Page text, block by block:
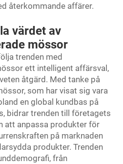
återkommande affärer.
värdet av
mössor
trenden med
ett intelligent affärsval,
åtgärd. Med tanke på
som har visat sig vara
en global kundbas på
bidrar trenden till företagets
att anpassa produkter för
på marknaden
produkter. Trenden
från